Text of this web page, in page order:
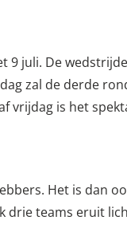
juli. De
zal de derde
is het
Het is dan
drie teams eruit